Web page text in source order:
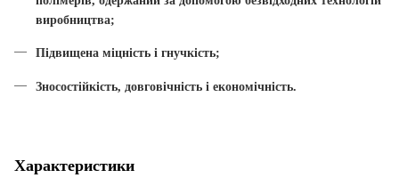
виробництва;
Підвищена міцність і гнучкість;
Зносостійкість, довговічність і економічність.
Характеристики